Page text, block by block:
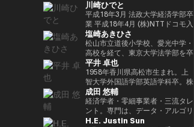
に生まれる 昭和63(1988)年 高松
高校卒業 平成5(1993)年 東京大
学法学部卒業、同年大蔵省入省
※1 平成9(1997)年 米国ハーバー
ド大学大学院(ケネディースクー
ル)修了 平成17(2005)年 財務省を
退職し、第44回衆院選に立候
補。70,177票を得るも惜敗 平成
21(2009)年 4年間の浪人生活を経
て、第45回衆院選で109,863票を
得て初当選 平成24(2012)年 第46
回衆院選で79,153票を得て2期目
当選 平成26(2014)年 第47回衆院
川崎ひでと
平成18年3月 法政大学経済学部卒
業 平成18年4月 (株)NTTドコモ入
社 平成29年8月 衆議院議員川崎
二郎秘書 令和3年10月 第49回衆
議院議員総選挙において初当選
令和6年10月 第50回衆議院議員
総選挙において2期目の当選 令和
6年11月 総務大臣政務官（第二次
石破内閣） 令和7年10月 デジタ
ル大臣政務官、内閣府大臣政務官
（第1次高市内閣） 令和8年2月
デジタル大臣政務官、内閣府大臣
塩崎あきひさ
松山市立道後小学校、愛光中学・
高校を経て、東京大学法学部を卒
業後、長島・大野・常松法律事務
所のパートナー弁護士。 2021
年、衆議院総選挙（愛媛1区）に
て初当選。元厚労大臣政務官。党
内では、副幹事長を経験した後、
国会対策副委員長に就任。インテ
リジェンス戦略本部、科学技術イ
平井 卓也
1958年香川県高松市生まれ。上
智大学外国語学部英語学科卒。株
式会社電通、西日本放送代表取締
役社長等を経て、2000年、第42
回衆議院選挙で初当選。以来、連
続10回当選。自民党経産・総務
成田 悠輔
経済学者・零細事業者・三流タレ
ント。専門は、データ・アルゴリ
ズム・ポエム・思想を組み合わせ
H.E. Justin Sun